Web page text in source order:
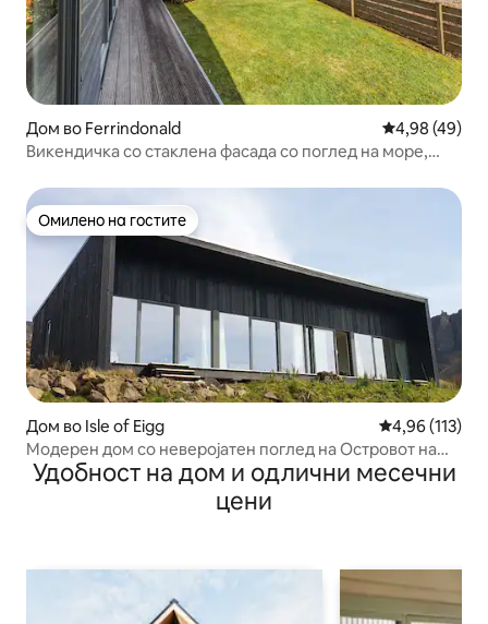
Дом во Ferrindonald Просечна
4,98 (49)
Викендичка со стаклена фасада со поглед на море,
Омилено на гостите
Омилено на гостите
Дом во Isle of Eigg Просечна
4,96 (113)
Модерен дом со неверојатен поглед на Островот на
Ефате
Удобност на дом и одлични месечни
цени